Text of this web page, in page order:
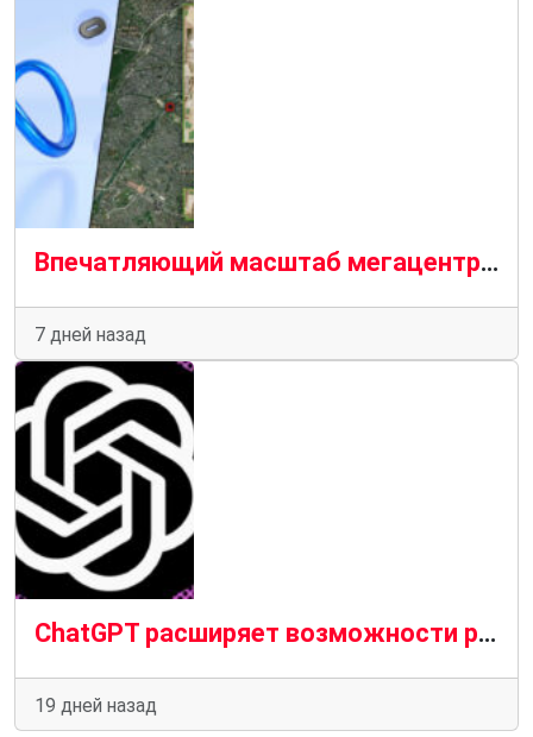
Впечатляющий масштаб мегацентра метаданных на спутниковом снимке над Парижем
7 дней назад
ChatGPT расширяет возможности родительского контроля.
19 дней назад